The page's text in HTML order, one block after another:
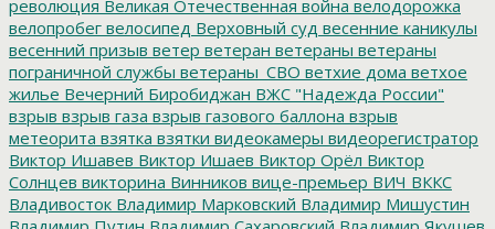
революция Великая Отечественная война велодорожка
велопробег велосипед Верховный суд весенние каникулы
весенний призыв ветер ветеран ветераны ветераны
пограничной службы ветераны_СВО ветхие дома ветхое
жилье Вечерний Биробиджан ВЖС "Надежда России"
взрыв взрыв газа взрыв газового баллона взрыв
метеорита взятка взятки видеокамеры видеорегистратор
Виктор Ишавев Виктор Ишаев Виктор Орёл Виктор
Солнцев викторина Винников вице-премьер ВИЧ ВККС
Владивосток Владимир Марковский Владимир Мишустин